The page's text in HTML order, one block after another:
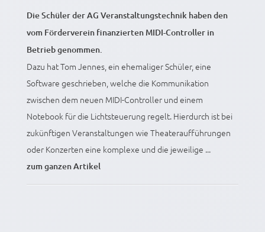
Die Schüler der AG Veranstaltungstechnik haben den
vom Förderverein finanzierten MIDI-Controller in
Betrieb genommen.
Dazu hat Tom Jennes, ein ehemaliger Schüler, eine
Software geschrieben, welche die Kommunikation
zwischen dem neuen MIDI-Controller und einem
Notebook für die Lichtsteuerung regelt. Hierdurch ist bei
zukünftigen Veranstaltungen wie Theateraufführungen
oder Konzerten eine komplexe und die jeweilige ...
zum ganzen Artikel